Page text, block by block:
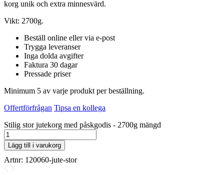
korg unik och extra minnesvärd.
Vikt: 2700g.
Beställ online eller via e-post
Trygga leveranser
Inga dolda avgifter
Faktura 30 dagar
Pressade priser
Minimum 5 av varje produkt per beställning.
Offertförfrågan Tipsa en kollega
Stilig stor jutekorg med påskgodis - 2700g mängd
Lägg till i varukorg
Artnr: 120060-jute-stor